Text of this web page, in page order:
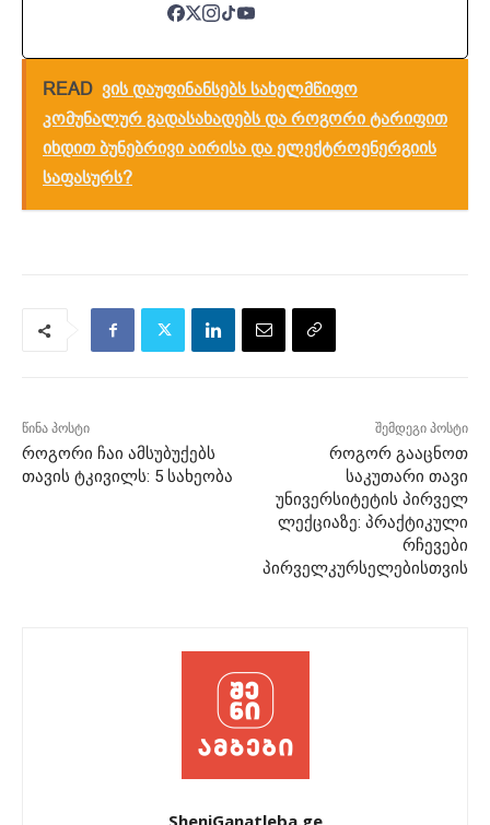
READ ვის დაუფინანსებს სახელმწიფო
კომუნალურ გადასახადებს და როგორი ტარიფით
იხდით ბუნებრივი აირისა და ელექტროენერგიის
საფასურს?
წინა პოსტი
როგორი ჩაი ამსუბუქებს
თავის ტკივილს: 5 სახეობა
შემდეგი პოსტი
როგორ გააცნოთ
საკუთარი თავი
უნივერსიტეტის პირველ
ლექციაზე: პრაქტიკული
რჩევები
პირველკურსელებისთვის